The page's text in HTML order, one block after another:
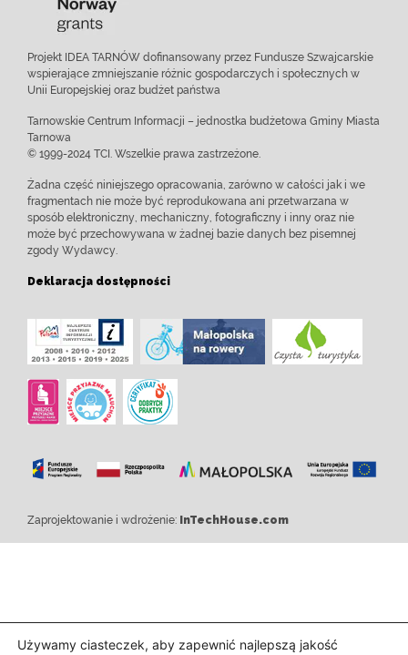
Projekt IDEA TARNÓW dofinansowany przez Fundusze Szwajcarskie
wspierające zmniejszanie różnic gospodarczych i społecznych w
Unii Europejskiej oraz budżet państwa
Tarnowskie Centrum Informacji – jednostka budżetowa Gminy Miasta
Tarnowa
© 1999-2024 TCI. Wszelkie prawa zastrzeżone.
Żadna część niniejszego opracowania, zarówno w całości jak i we
fragmentach nie może być reprodukowana ani przetwarzana w
sposób elektroniczny, mechaniczny, fotograficzny i inny oraz nie
może być przechowywana w żadnej bazie danych bez pisemnej
zgody Wydawcy.
Deklaracja dostępności
Zaprojektowanie i wdrożenie: InTechHouse.com
Używamy ciasteczek, aby zapewnić najlepszą jakość